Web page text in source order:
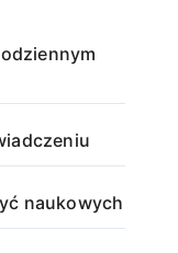
naukowych